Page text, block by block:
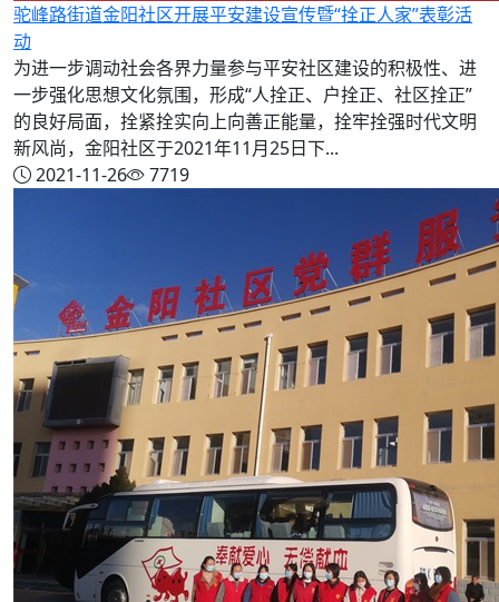
驼峰路街道金阳社区开展平安建设宣传暨“拴正人家”表彰活
动
为进一步调动社会各界力量参与平安社区建设的积极性、进
一步强化思想文化氛围，形成“人拴正、户拴正、社区拴正”
的良好局面，拴紧拴实向上向善正能量，拴牢拴强时代文明
新风尚，金阳社区于2021年11月25日下...
2021-11-26
7719